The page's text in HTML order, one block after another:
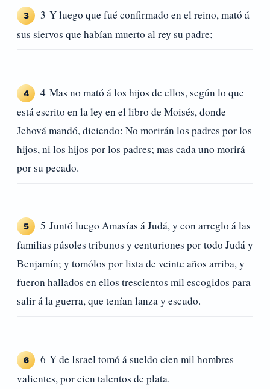
3
3 Y luego que fué confirmado en el reino, mató á
sus siervos que habían muerto al rey su padre;
4
4 Mas no mató á los hijos de ellos, según lo que
está escrito en la ley en el libro de Moisés, donde
Jehová mandó, diciendo: No morirán los padres por los
hijos, ni los hijos por los padres; mas cada uno morirá
por su pecado.
5
5 Juntó luego Amasías á Judá, y con arreglo á las
familias púsoles tribunos y centuriones por todo Judá y
Benjamín; y tomólos por lista de veinte años arriba, y
fueron hallados en ellos trescientos mil escogidos para
salir á la guerra, que tenían lanza y escudo.
6
6 Y de Israel tomó á sueldo cien mil hombres
valientes, por cien talentos de plata.